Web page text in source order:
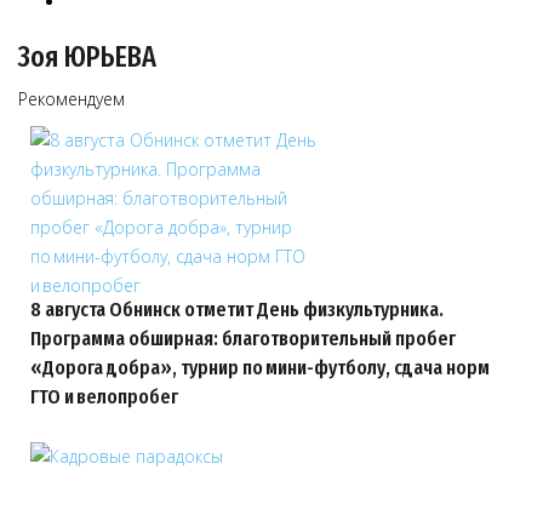
Зоя ЮРЬЕВА
Рекомендуем
8 августа Обнинск отметит День физкультурника.
Программа обширная: благотворительный пробег
«Дорога добра», турнир по мини-футболу, сдача норм
ГТО и велопробег